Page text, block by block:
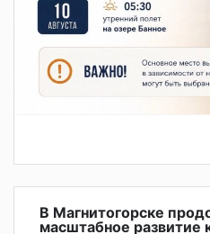
В Магнитогорске
масштабное развитие